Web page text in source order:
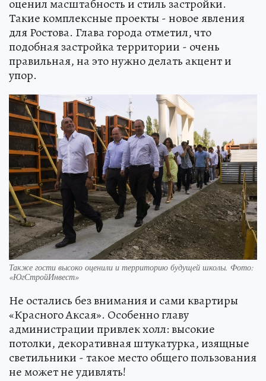
оценил масштабность и стиль застройки.
Такие комплексные проекты - новое явления
для Ростова. Глава города отметил, что
подобная застройка территории - очень
правильная, на это нужно делать акцент и
упор.
Также гости высоко оценили и территорию будущей школы. Фото:
«ЮгСтройИнвест»
Не остались без внимания и сами квартиры
«Красного Аксая». Особенно главу
администрации привлек холл: высокие
потолки, декоративная штукатурка, изящные
светильники - такое место общего пользования
не может не удивлять!